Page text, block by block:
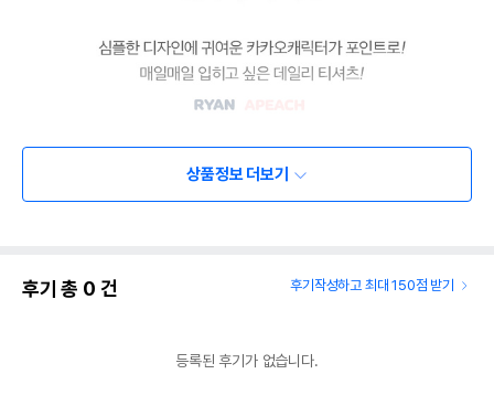
상품정보 더보기
후기 총 0 건 후기작성하고 최대 150점 받기
등록된 후기가 없습니다.